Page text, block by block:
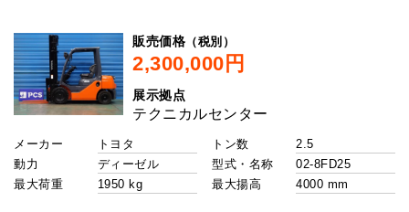
販売価格 （税別）
展示拠点
メーカー
トン数
動力
型式・名称
最大荷重
最大揚高